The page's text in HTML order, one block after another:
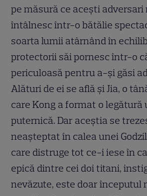
pe măsură ce aceşti adversari
întâlnesc într-o bătălie
soarta lumii atârnând în
protectorii săi pornesc într-o
periculoasă pentru a-şi găsi
Alături de ei se află şi Jia, o
care Kong a format o legătură
puternică. Dar aceştia se
neaşteptat în calea unei
care distruge tot ce-i iese în
epică dintre cei doi titani,
nevăzute, este doar începutul